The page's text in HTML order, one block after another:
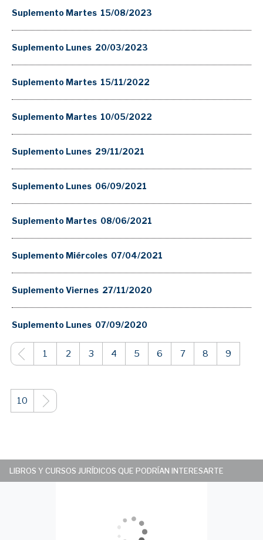
Suplemento Martes 15/08/2023
Suplemento Lunes 20/03/2023
Suplemento Martes 15/11/2022
Suplemento Martes 10/05/2022
Suplemento Lunes 29/11/2021
Suplemento Lunes 06/09/2021
Suplemento Martes 08/06/2021
Suplemento Miércoles 07/04/2021
Suplemento Viernes 27/11/2020
Suplemento Lunes 07/09/2020
1 2 3 4 5 6 7 8 9
10
LIBROS Y CURSOS JURÍDICOS QUE PODRÍAN INTERESARTE